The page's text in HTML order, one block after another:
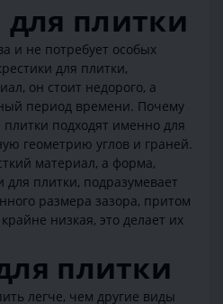
для плитки
и не потребует особых
для плитки,
он стоит недорого, а
период времени. Почему
плитки подходят именно для
геометрию углов и граней.
материал, а форма,
плитки, подразумевает
размера зазора, притом
низкая, это делает их
плитки
легче, чем другие виды